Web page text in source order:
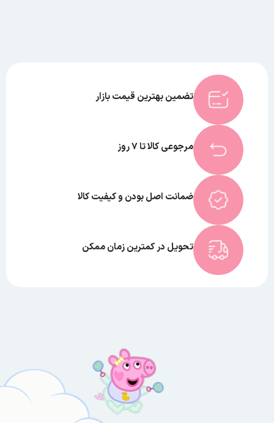
تضمین بهترین قیمت بازار
مرجوعی کالا تا 7 روز
ضمانت اصل بودن و کیفیت کالا
تحویل در کمترین زمان ممکن